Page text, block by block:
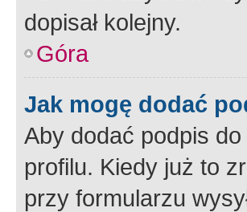
dopisał kolejny.
Góra
Jak mogę dodać
Aby dodać podpis
profilu. Kiedy już to
przy formularzu